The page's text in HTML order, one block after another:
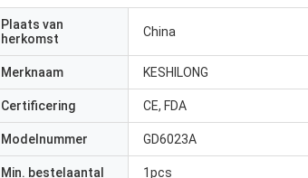
Plaats van
herkomst
China
Merknaam KESHILONG
Certificering CE, FDA
Modelnummer GD6023A
Min. bestelaantal 1pcs